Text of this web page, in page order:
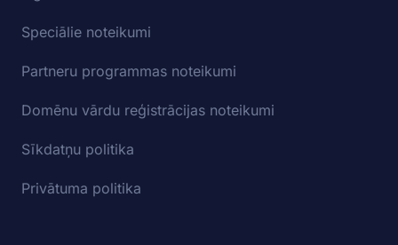
Speciālie noteikumi
Partneru programmas noteikumi
Domēnu vārdu reģistrācijas noteikumi
Sīkdatņu politika
Privātuma politika